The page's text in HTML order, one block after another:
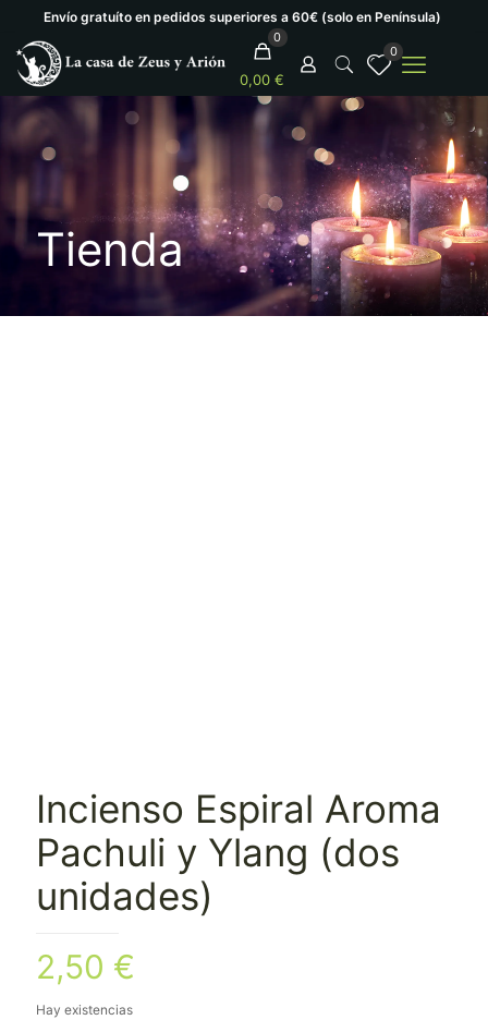
Envío gratuíto en pedidos superiores a 60€ (solo en Península)
0
0,00 €
0
Tienda
Incienso Espiral Aroma
Pachuli y Ylang (dos
unidades)
2,50 €
Hay existencias